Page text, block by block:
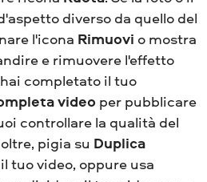
diverso da quello del
l'icona Rimuovi o mostra
e rimuovere l'effetto
completato il tuo
video per pubblicare
controllare la qualità del
pigia su Duplica
tuo video, oppure usa